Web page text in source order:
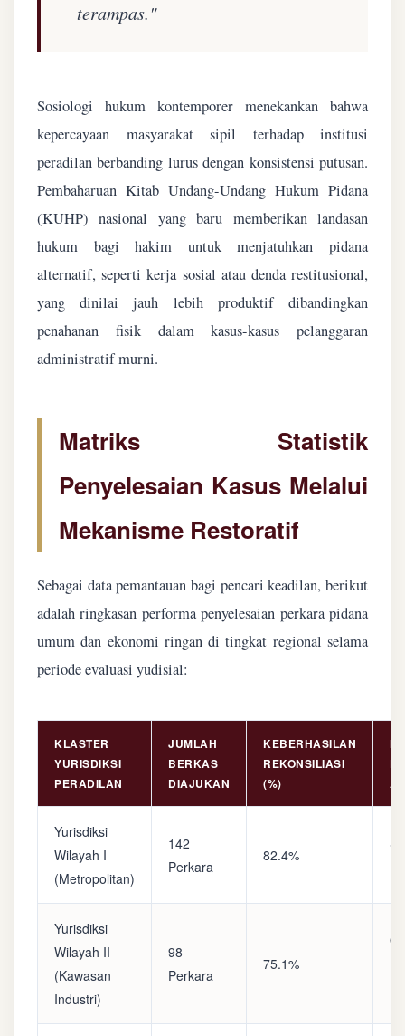
terampas."
Sosiologi hukum kontemporer menekankan bahwa
kepercayaan masyarakat sipil terhadap institusi
peradilan berbanding lurus dengan konsistensi putusan.
Pembaharuan Kitab Undang-Undang Hukum Pidana
(KUHP) nasional yang baru memberikan landasan
hukum bagi hakim untuk menjatuhkan pidana
alternatif, seperti kerja sosial atau denda restitusional,
yang dinilai jauh lebih produktif dibandingkan
penahanan fisik dalam kasus-kasus pelanggaran
administratif murni.
Matriks Statistik
Penyelesaian Kasus Melalui
Mekanisme Restoratif
Sebagai data pemantauan bagi pencari keadilan, berikut
adalah ringkasan performa penyelesaian perkara pidana
umum dan ekonomi ringan di tingkat regional selama
periode evaluasi yudisial:
KLASTER
YURISDIKSI
PERADILAN
JUMLAH
BERKAS
DIAJUKAN
KEBERHASILAN
REKONSILIASI
(%)
Yurisdiksi
Wilayah I
(Metropolitan)
142
Perkara
82.4%
Yurisdiksi
Wilayah II
(Kawasan
Industri)
98
Perkara
75.1%